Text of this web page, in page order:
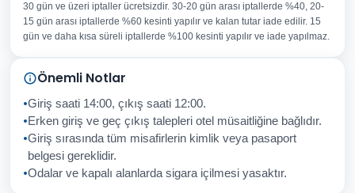
E-posta Adresiniz
Konu
Sorunuz
İptal Gönder
30 gün ve üzeri iptaller ücretsizdir. 30-20 gün arası iptallerde %40, 20-
15 gün arası iptallerde %60 kesinti yapılır ve kalan tutar iade edilir. 15
gün ve daha kısa süreli iptallerde %100 kesinti yapılır ve iade yapılmaz.
Önemli Notlar
Giriş saati 14:00, çıkış saati 12:00.
Erken giriş ve geç çıkış talepleri otel müsaitliğine bağlıdır.
Giriş sırasında tüm misafirlerin kimlik veya pasaport
belgesi gereklidir.
Odalar ve kapalı alanlarda sigara içilmesi yasaktır.